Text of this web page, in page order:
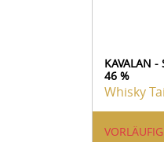
KAVALAN
46 %
Whisky